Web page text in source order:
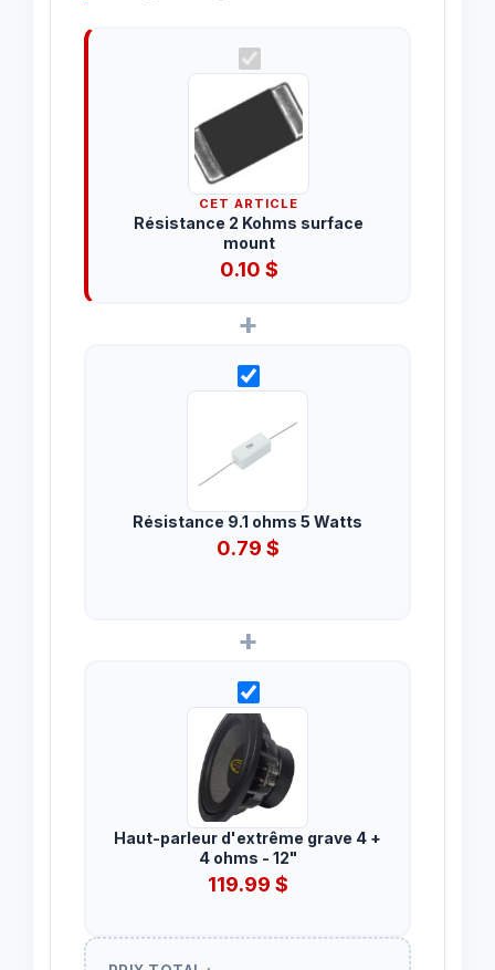
CET ARTICLE
Résistance 2 Kohms surface
mount
0.10 $
+
Résistance 9.1 ohms 5 Watts
0.79 $
+
Haut-parleur d'extrême grave 4 +
4 ohms - 12"
119.99 $